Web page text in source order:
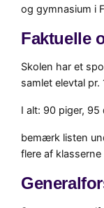
og gymnasium i
Faktuelle
Skolen har et
samlet elevtal pr.
I alt: 90 piger, 95
bemærk listen
flere af